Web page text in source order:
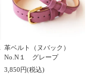
革ベルト（ヌバック）
No.N１ グレープ
3,850円(税込)